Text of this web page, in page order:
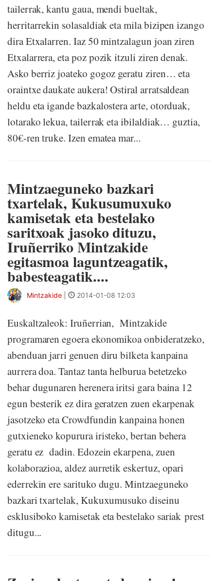
tailerrak, kantu gaua, mendi bueltak,
herritarrekin solasaldiak eta mila bizipen izango
dira Etxalarren. Iaz 50 mintzalagun joan ziren
Etxalarrera, eta poz pozik itzuli ziren denak.
Asko berriz joateko gogoz geratu ziren… eta
oraintxe daukate aukera! Ostiral arratsaldean
heldu eta igande bazkalostera arte, otorduak,
lotarako lekua, tailerrak eta ibilaldiak… guztia,
80€-ren truke. Izen ematea mar...
Mintzaeguneko bazkari
txartelak, Kukusumuxuko
kamisetak eta bestelako
saritxoak jasoko dituzu,
Iruñerriko Mintzakide
egitasmoa laguntzeagatik,
babesteagatik....
Mintzakide 2014-01-08 12:03
Euskaltzaleok: Iruñerrian, Mintzakide
programaren egoera ekonomikoa onbideratzeko,
abenduan jarri genuen diru bilketa kanpaina
aurrera doa. Tantaz tanta helburua betetzeko
behar dugunaren herenera iritsi gara baina 12
egun besterik ez dira geratzen zuen ekarpenak
jasotzeko eta Crowdfundin kanpaina honen
gutxieneko kopurura iristeko, bertan behera
geratu ez dadin. Edozein ekarpena, zuen
kolaborazioa, aldez aurretik eskertuz, opari
ederrekin ere sarituko dugu. Mintzaeguneko
bazkari txartelak, Kukuxumusuko diseinu
esklusiboko kamisetak eta bestelako sariak prest
ditugu...